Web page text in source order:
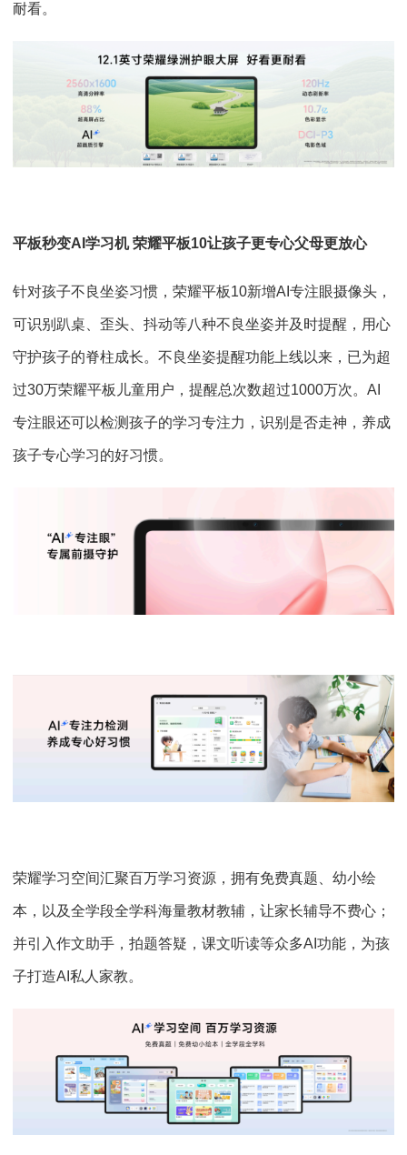
耐看。
平板秒变AI学习机 荣耀平板10让孩子更专心父母更放心
针对孩子不良坐姿习惯，荣耀平板10新增AI专注眼摄像头，
可识别趴桌、歪头、抖动等八种不良坐姿并及时提醒，用心
守护孩子的脊柱成长。不良坐姿提醒功能上线以来，已为超
过30万荣耀平板儿童用户，提醒总次数超过1000万次。AI
专注眼还可以检测孩子的学习专注力，识别是否走神，养成
孩子专心学习的好习惯。
荣耀学习空间汇聚百万学习资源，拥有免费真题、幼小绘
本，以及全学段全学科海量教材教辅，让家长辅导不费心；
并引入作文助手，拍题答疑，课文听读等众多AI功能，为孩
子打造AI私人家教。